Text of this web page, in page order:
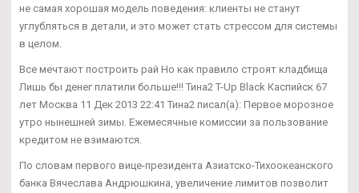
не самая хорошая модель поведения: клиенты не станут
углубляться в детали, и это может стать стрессом для системы
в целом.
Все мечтают построить рай Но как правило строят кладбища
Лишь бы денег платили больше!!! Тина2 T-Up Black Каспийск 67
лет Москва 11 Дек 2013 22:41 Тина2 писал(а): Первое морозное
утро нынешней зимы. Ежемесячные комиссии за пользование
кредитом не взимаются.
По словам первого вице-президента Азиатско-Тихоокеанского
банка Вячеслава Андрюшкина, увеличение лимитов позволит